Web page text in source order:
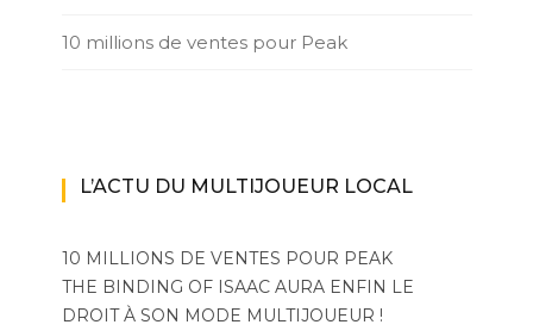
10 millions de ventes pour Peak
L’ACTU DU MULTIJOUEUR LOCAL
10 MILLIONS DE VENTES POUR PEAK
THE BINDING OF ISAAC AURA ENFIN LE
DROIT À SON MODE MULTIJOUEUR !